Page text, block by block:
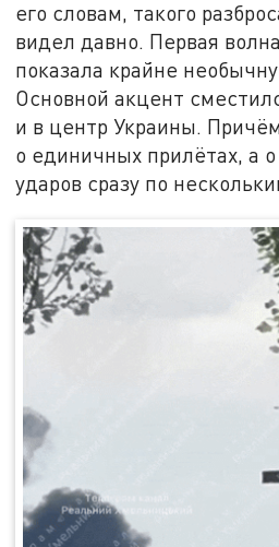
его словам, такого
видел давно. Первая
показала крайне
Основной акцент
и в центр Украины.
о единичных прилётах, а
ударов сразу по